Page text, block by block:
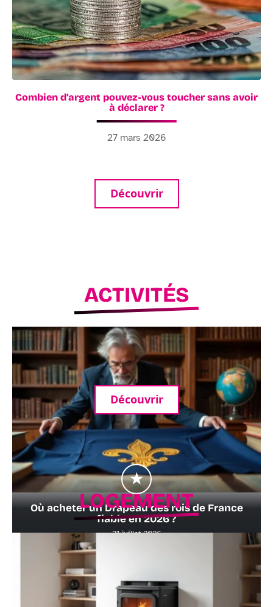
Combien d’argent pouvez-vous toucher sans avoir
à déclarer ?
27 mars 2026
Découvrir
ACTIVITÉS
Où acheter un Drapeau des rois de France
fiable en 2026 ?
31 juillet 2026
Découvrir
LOGEMENT